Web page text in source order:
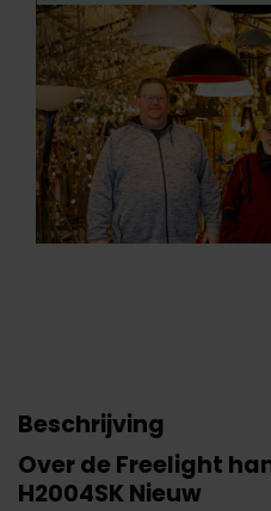
Beschrijving
Over de Freelight
H2004SK Nieuw